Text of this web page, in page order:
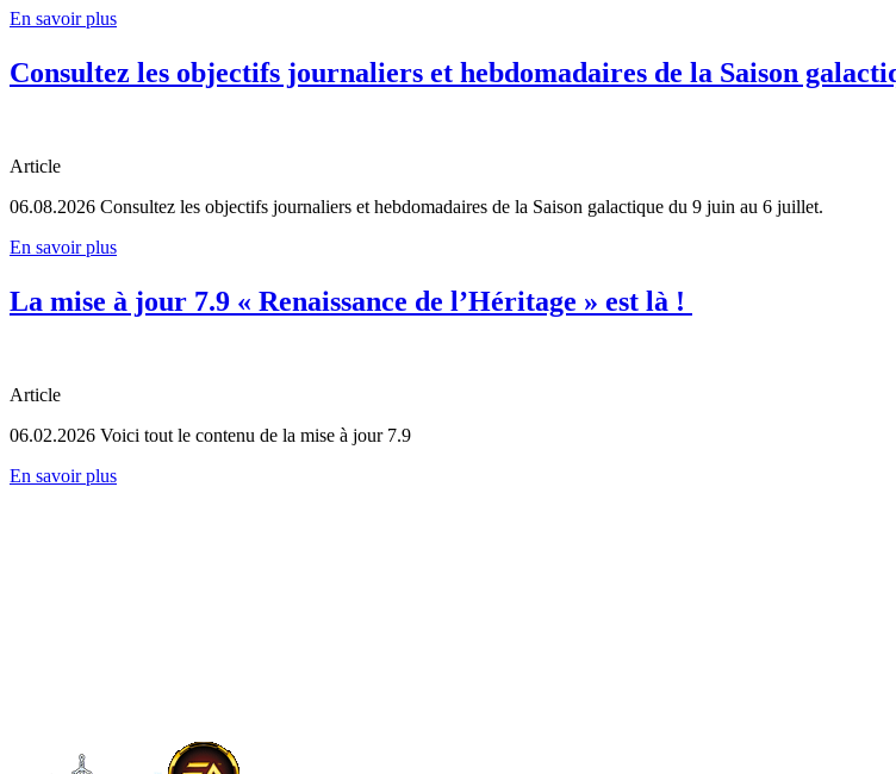
En savoir plus
Consultez les objectifs journaliers et hebdomadaires de la Saison
Article
06.08.2026 Consultez les objectifs journaliers et hebdomadaires de la Saison galactique du 9 juin au 6 juillet.
En savoir plus
La mise à jour 7.9 « Renaissance de l’Héritage » est là !
Article
06.02.2026 Voici tout le contenu de la mise à jour 7.9
En savoir plus